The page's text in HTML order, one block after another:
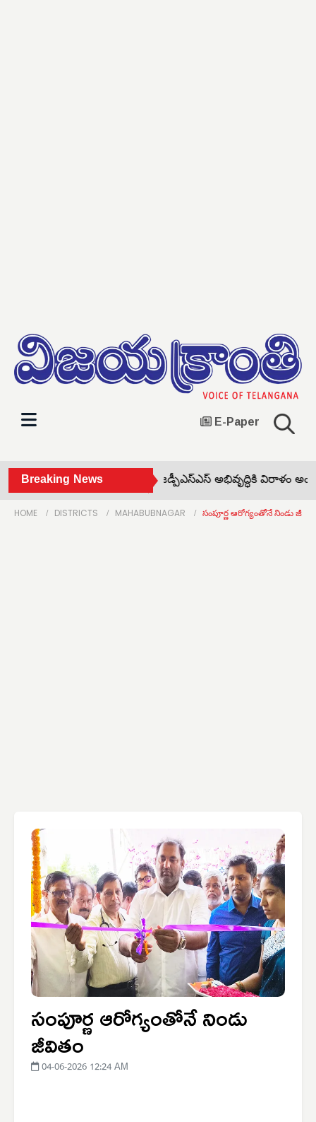
E-Paper
Breaking News
షాపు దగ్ధం • జడ్పీఎస్ఎస్ అభివృద్ధికి విరాళం
HOME DISTRICTS MAHABUBNAGAR సంపూర్ణ ఆరోగ్యంతోనే నిండు
సంపూర్ణ ఆరోగ్యంతోనే నిండు
జీవితం
04-06-2026 12:24 AM